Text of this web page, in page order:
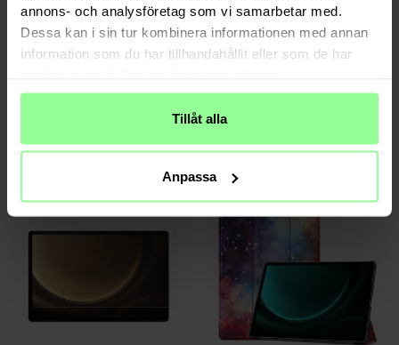
annons- och analysföretag som vi samarbetar med.
Dessa kan i sin tur kombinera informationen med annan
information som du har tillhandahållit eller som de har
Tillåt alla
Anpassa
Samsung Galaxy Tab S9 FE Plus
Samsung Galaxy Tab S9 FE Plus